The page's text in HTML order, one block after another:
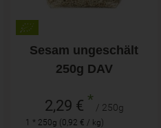
Sesam ungeschält
250g DAV
2,29 € * / 250g
1 * 250g (0,92 € / kg)